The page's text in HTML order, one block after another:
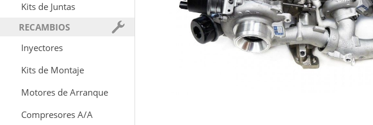
Kits de Juntas
RECAMBIOS
Inyectores
Kits de Montaje
Motores de Arranque
Compresores A/A